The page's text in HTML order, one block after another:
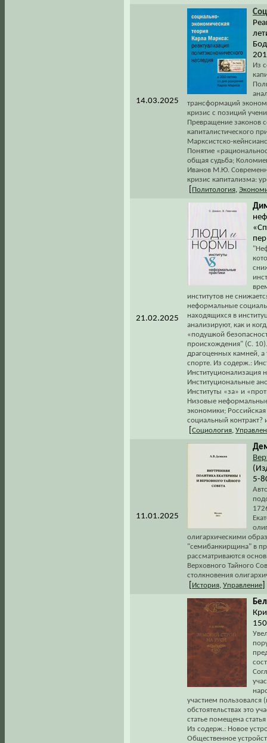
14.03.2025
Из
трансформаций
кризис с позиций
Превращение законов
капиталистического
Марксистско-
Понятие
общая судьба;
Иванов М.Ю.
кризис капитализма:
Политология
21.02.2025
институтов не
неформальные
находящихся в
анализируют, как и
«подушкой
происхождения" (С.
драгоценных камней,
спорте. Из содерж.:
Институционализация
Институциональные
Институты «за» и
Низовые
экономики;
социальный контракт?
Социология
11.01.2025
5-
олигархическими
"семибанкирщина" в
рассматриваются
Верховного Тайного
столкновения
История Управление
участием пользовался
обстоятельствах это
статье помещена
Из содерж.: Новое
Общественное